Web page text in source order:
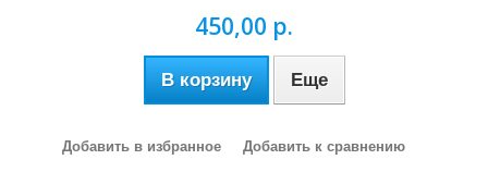
450,00 р.
В корзину Еще
Добавить в избранное Добавить к сравнению